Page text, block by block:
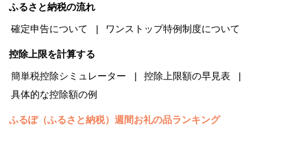
ふるさと納税の流れ
確定申告について
ワンストップ特例制度について
控除上限を計算する
簡単税控除シミュレーター
控除上限額の早見表
具体的な控除額の例
ふるぽ（ふるさと納税）週間お礼の品ランキング